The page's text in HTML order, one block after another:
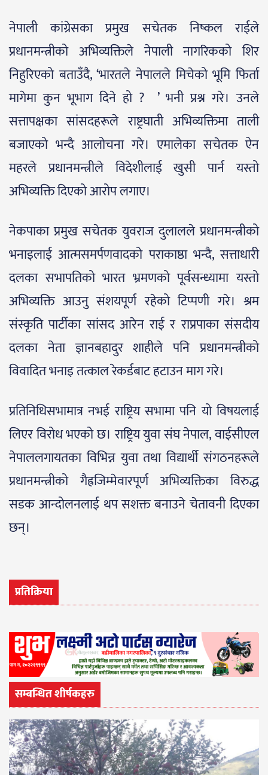
नेपाली कांग्रेसका प्रमुख सचेतक निष्कल राईले
प्रधानमन्त्रीको अभिव्यक्तिले नेपाली नागरिकको शिर
निहुरिएको बताउँदै, ‘भारतले नेपालले मिचेको भूमि फिर्ता
मागेमा कुन भूभाग दिने हो ? ’ भनी प्रश्न गरे। उनले
सत्तापक्षका सांसदहरूले राष्ट्रघाती अभिव्यक्तिमा ताली
बजाएको भन्दै आलोचना गरे। एमालेका सचेतक ऐन
महरले प्रधानमन्त्रीले विदेशीलाई खुसी पार्न यस्तो
अभिव्यक्ति दिएको आरोप लगाए।
नेकपाका प्रमुख सचेतक युवराज दुलालले प्रधानमन्त्रीको
भनाइलाई आत्मसमर्पणवादको पराकाष्ठा भन्दै, सत्ताधारी
दलका सभापतिको भारत भ्रमणको पूर्वसन्ध्यामा यस्तो
अभिव्यक्ति आउनु संशयपूर्ण रहेको टिप्पणी गरे। श्रम
संस्कृति पार्टीका सांसद आरेन राई र राप्रपाका संसदीय
दलका नेता ज्ञानबहादुर शाहीले पनि प्रधानमन्त्रीको
विवादित भनाइ तत्काल रेकर्डबाट हटाउन माग गरे।
प्रतिनिधिसभामात्र नभई राष्ट्रिय सभामा पनि यो विषयलाई
लिएर विरोध भएको छ। राष्ट्रिय युवा संघ नेपाल, वाईसीएल
नेपाललगायतका विभिन्न युवा तथा विद्यार्थी संगठनहरूले
प्रधानमन्त्रीको गैह्रजिम्मेवारपूर्ण अभिव्यक्तिका विरुद्ध
सडक आन्दोलनलाई थप सशक्त बनाउने चेतावनी दिएका
छन्।
प्रतिक्रिया
सम्बन्धित शीर्षकहरु